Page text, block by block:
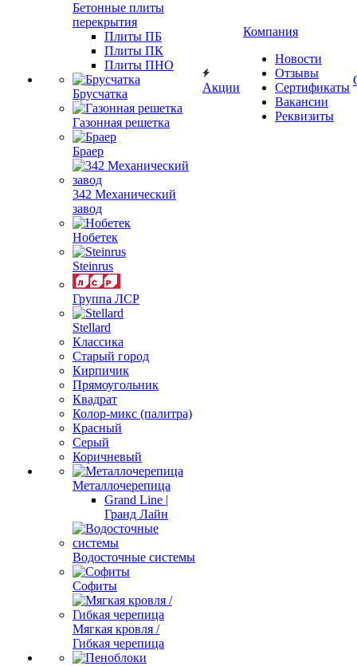
Бетонные плиты
перекрытия
Плиты ПБ
Плиты ПК
Плиты ПНО
Брусчатка
Газонная решетка
Браер
342 Механический
завод
Нобетек
Steinrus
Группа ЛСР
Stellard
Классика
Старый город
Кирпичик
Прямоугольник
Квадрат
Колор-микс (палитра)
Красный
Серый
Коричневый
Металлочерепица
Grand Line |
Гранд Лайн
Водосточные системы
Софиты
Мягкая кровля /
Гибкая черепица
Акции
Компания
Новости
Отзывы
Сертификаты
Вакансии
Реквизиты